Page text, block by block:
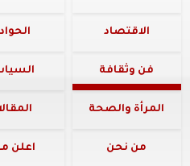
الاقتصاد
فن وثقافة
المرأة والصحة
من نحن اعلن